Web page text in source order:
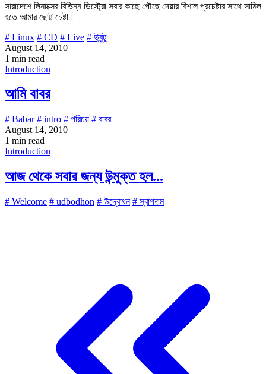
সারাদেশে লিনাক্সের বিভিন্ন ডিস্ট্রো সবার কাছে পৌছে দেয়ার বিশাল প্রচেষ্টার সাথে সামিল
হতে আমার ছোট্ট চেষ্টা।
# Linux # CD # Live # উবুন্টু
August 14, 2010
1 min read
Introduction
আমি বাবর
# Babar # intro # পরিচয় # বাবর
August 14, 2010
1 min read
Introduction
আজ থেকে সবার জন্য উন্মুক্ত হল...
# Welcome # udbodhon # উদ্বোধন # স্বাগতম